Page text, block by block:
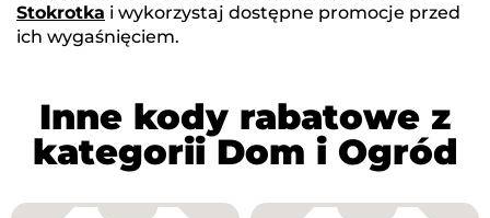
Stokrotka i wykorzystaj dostępne promocje przed
ich wygaśnięciem.
Inne kody rabatowe z
kategorii Dom i Ogród